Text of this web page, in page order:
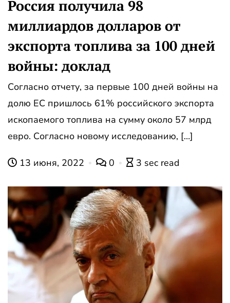
Россия получила 98
миллиардов долларов от
экспорта топлива за 100 дней
войны: доклад
Согласно отчету, за первые 100 дней войны на
долю ЕС пришлось 61% российского экспорта
ископаемого топлива на сумму около 57 млрд
евро. Согласно новому исследованию, […]
13 июня, 2022 0 3 sec read